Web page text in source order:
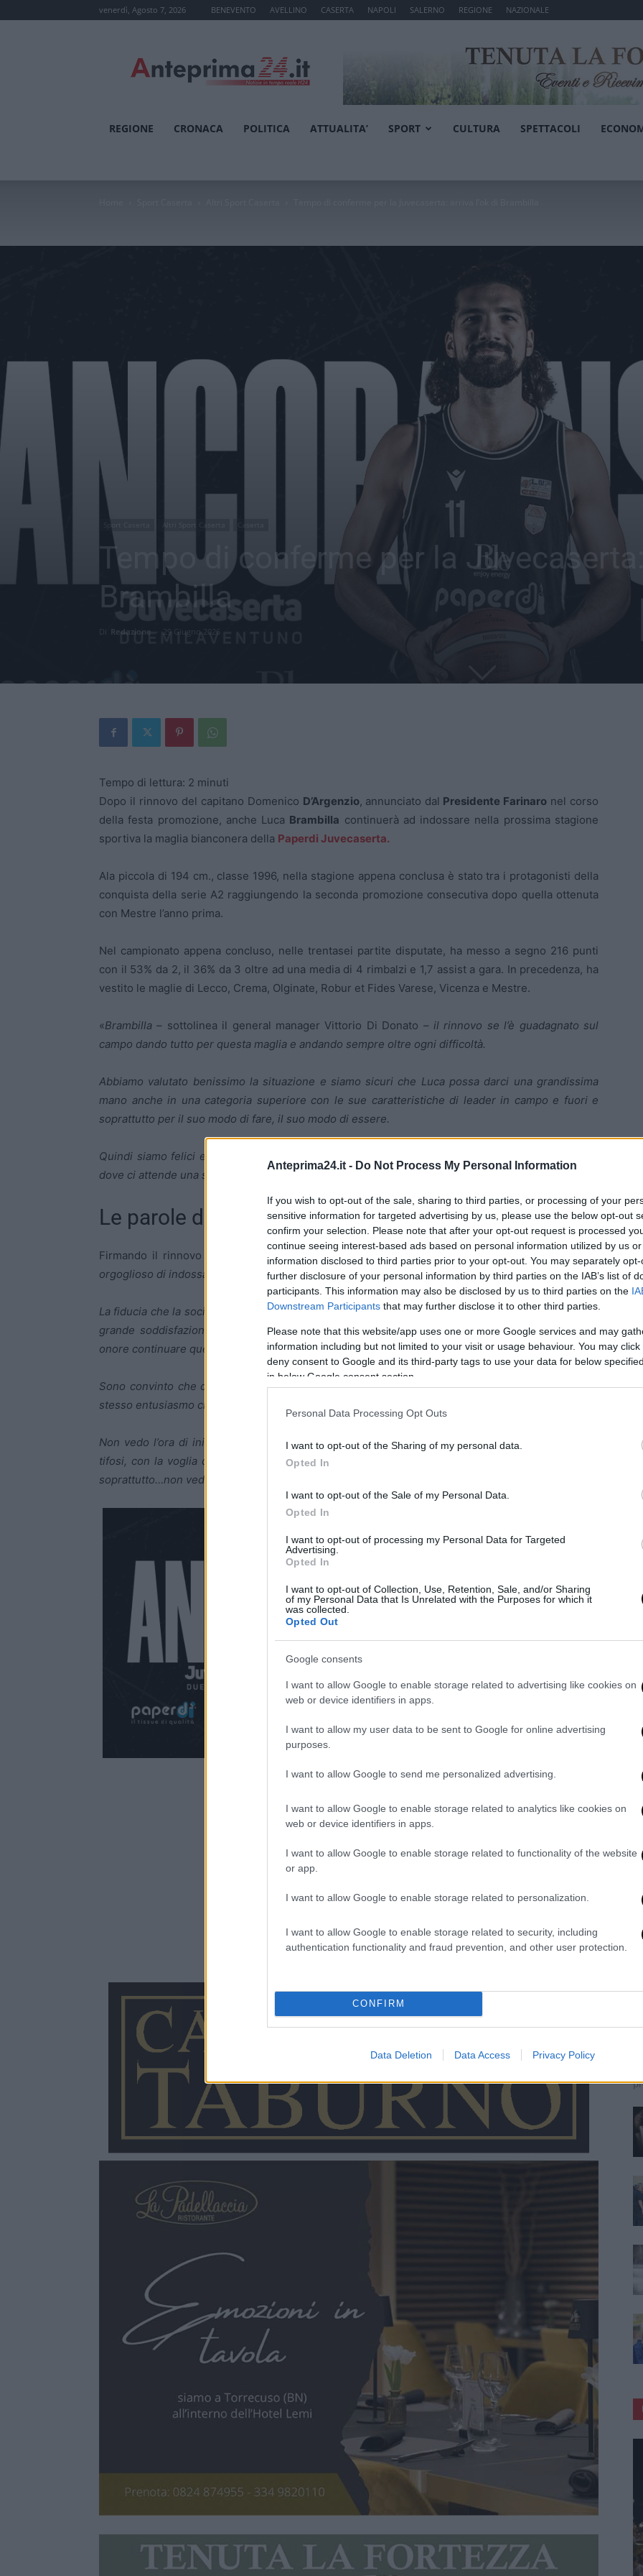
Anteprima24.it - Do Not Process My Personal Information
If you wish to opt-out of the sale, sharing to third parties, or processing of your
sensitive information for targeted advertising by us, please use the below opt-out
confirm your selection. Please note that after your opt-out request is processed
continue seeing interest-based ads based on personal information utilized by us
information disclosed to third parties prior to your opt-out. You may separately
further disclosure of your personal information by third parties on the IAB’s list of
participants. This information may also be disclosed by us to third parties on the
Downstream Participants that may further disclose it to other third parties.
Please note that this website/app uses one or more Google services and may
information including but not limited to your visit or usage behaviour. You may
deny consent to Google and its third-party tags to use your data for below
in below Google consent section.
Personal Data Processing Opt Outs
I want to opt-out of the Sharing of my personal data.
Opted In
I want to opt-out of the Sale of my Personal Data.
Opted In
I want to opt-out of processing my Personal Data for Targeted
Advertising.
Opted In
I want to opt-out of Collection, Use, Retention, Sale, and/or Sharing
of my Personal Data that Is Unrelated with the Purposes for which it
was collected.
Opted Out
Google consents
I want to allow Google to enable storage related to advertising like cookies on
web or device identifiers in apps.
I want to allow my user data to be sent to Google for online advertising
purposes.
I want to allow Google to send me personalized advertising.
I want to allow Google to enable storage related to analytics like cookies on
web or device identifiers in apps.
I want to allow Google to enable storage related to functionality of the website
or app.
I want to allow Google to enable storage related to personalization.
I want to allow Google to enable storage related to security, including
authentication functionality and fraud prevention, and other user protection.
CONFIRM
Data Deletion Data Access Privacy Policy
venerdì, Agosto 7, 2026 BENEVENTO AVELLINO CASERTA NAPOLI SALERNO REGIONE NAZIONALE
REGIONE CRONACA POLITICA ATTUALITA’ SPORT CULTURA SPETTACOLI
Tempo di conferme per la Juvecaserta:
Brambilla
Redazione 29 Giugno 2026
Tempo di lettura: 2 minuti
Dopo il rinnovo del capitano Domenico D’Argenzio, annunciato dal Presidente Farinaro nel corso
della festa promozione, anche Luca Brambilla continuerà ad indossare nella prossima stagione
sportiva la maglia bianconera della Paperdi Juvecaserta.
Ala piccola di 194 cm., classe 1996, nella stagione appena conclusa è stato tra i protagonisti della
conquista della serie A2 raggiungendo la seconda promozione consecutiva dopo quella ottenuta
con Mestre l’anno prima.
Nel campionato appena concluso, nelle trentasei partite disputate, ha messo a segno 216 punti
con il 53% da 2, il 36% da 3 oltre ad una media di 4 rimbalzi e 1,7 assist a gara. In precedenza, ha
vestito le maglie di Lecco, Crema, Olginate, Robur et Fides Varese, Vicenza e Mestre.
«Brambilla – sottolinea il general manager Vittorio Di Donato – il rinnovo se l’è guadagnato sul
campo dando tutto per questa maglia e andando sempre oltre ogni difficoltà.
Abbiamo valutato benissimo la situazione e siamo sicuri che Luca possa darci una grandissima
mano anche in una categoria superiore con le sue caratteristiche di leader in campo e fuori e
soprattutto per il suo modo di fare, il suo modo di essere.
Quindi siamo felici e contenti che lui possa far parte della nostra squadra per il prossimo anno,
dove ci attende una sfida difficilissima e che insieme proveremo a vincere
Le parole di Brambilla dopo la riconferma
Firmando il rinnovo con la società bianconera, Luca Brambilla afferma: «
Sono davvero felice e
orgoglioso di indossare ancora i colori dellaJuvecaserta.
La fiducia che la società e il coach hanno riposto ancora una volta in me, rappresenta un motivo di
grande soddisfazione e uno stimolo importante per dare ancora di più in campo. Per me è un
onore continuare questo fantastico percorso.
Sono convinto che ci siano tutte le condizioni per fare bene e crescere ancora, insieme, con lo
stesso entusiasmo che ci ha accompagnato per tutto l’anno.
Non vedo l’ora di iniziare la nuova stagione, ritrovare i compagni, lo staff e i nostri meravigliosi
tifosi, con la voglia di lavorare duro e ripagare la fiducia con il massimo impegno ogni giorno e
soprattutto…non vedo l’ora di farvi divertire!! Forza Juvecaserta, sempre!